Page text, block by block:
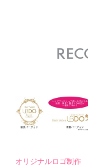
オリジナルロゴ制作